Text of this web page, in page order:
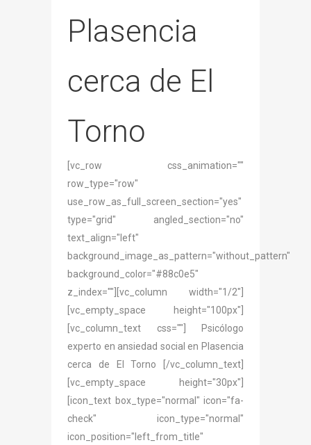
Plasencia
cerca de El
Torno
[vc_row css_animation=""
row_type="row"
use_row_as_full_screen_section="yes"
type="grid" angled_section="no"
text_align="left"
background_image_as_pattern="without_pattern"
background_color="#88c0e5"
z_index=""][vc_column width="1/2"]
[vc_empty_space height="100px"]
[vc_column_text css=""] Psicólogo
experto en ansiedad social en Plasencia
cerca de El Torno [/vc_column_text]
[vc_empty_space height="30px"]
[icon_text box_type="normal" icon="fa-
check" icon_type="normal"
icon_position="left_from_title"